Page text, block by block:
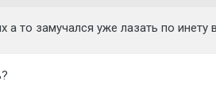
а то замучался уже лазать по инету